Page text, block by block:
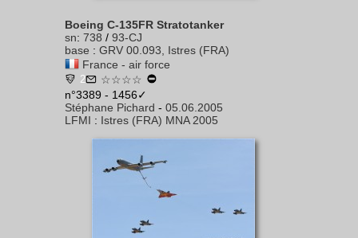
Boeing C-135FR Stratotanker
sn: 738 / 93-CJ
base : GRV 00.093, Istres (FRA)
France - air force
2
☆☆☆☆
n°3389 - 1456✓
Stéphane Pichard - 05.06.2005
LFMI : Istres (FRA) MNA 2005